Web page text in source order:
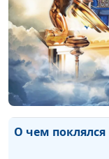
Ценность
глазах Божьих
О чем поклялся